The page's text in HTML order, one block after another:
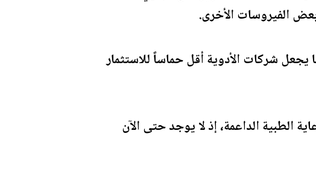
الفيروسات الأخرى.
يجعل شركات الأدوية أقل حماساً للاستثمار
الطبية الداعمة، إذ لا يوجد حتى الآن